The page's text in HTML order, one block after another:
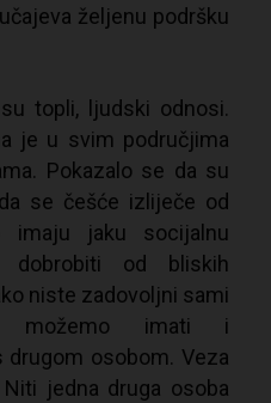
željenu podršku
topli, ljudski odnosi.
je u svim područjima
Pokazalo se da su
se češće izliječe od
imaju jaku socijalnu
dobrobiti od bliskih
niste zadovoljni sami
možemo imati i
osobom. Veza
jedna druga osoba